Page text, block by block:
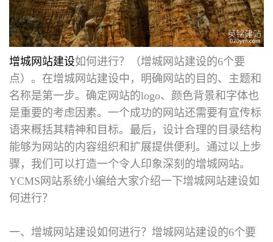
增城网站建设如何进行？（增城网站建设的6个要
点）。在增城网站建设中，明确网站的目的、主题和
名称是第一步。确定网站的logo、颜色背景和字体也
是重要的考虑因素。一个成功的网站还需要有宣传标
语来概括其精神和目标。最后，设计合理的目录结构
能够为网站的内容组织和扩展提供便利。通过以上步
骤，我们可以打造一个令人印象深刻的增城网站。
YCMS网站系统小编给大家介绍一下增城网站建设如
何进行？
一、增城网站建设如何进行？ 增城网站建设的6个要